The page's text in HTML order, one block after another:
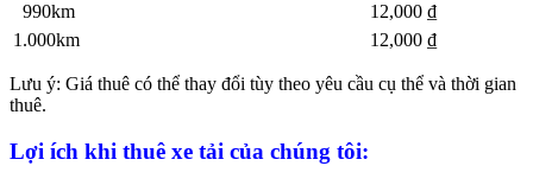
990km
12,000 ₫
1.000km
12,000 ₫
Lưu ý: Giá thuê có thể thay đổi tùy theo yêu cầu cụ thể và thời gian
thuê.
Lợi ích khi thuê xe tải của chúng tôi: